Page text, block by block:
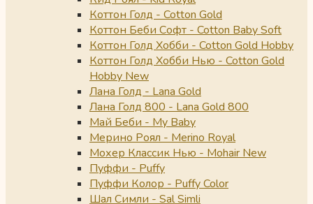
Коттон Голд - Cotton Gold
Коттон Беби Софт - Cotton Baby Soft
Коттон Голд Хобби - Cotton Gold Hobby
Коттон Голд Хобби Нью - Cotton Gold
Hobby New
Лана Голд - Lana Gold
Лана Голд 800 - Lana Gold 800
Май Беби - My Baby
Мерино Роял - Merino Royal
Мохер Классик Нью - Mohair New
Пуффи - Puffy
Пуффи Колор - Puffy Color
Шал Симли - Sal Simli